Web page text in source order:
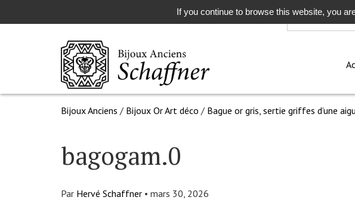
Rechercher
Bijoux Anciens / Bijoux Or Art déco / Bague or gris, sertie griffes d’une
bagogam.0
Par Hervé Schaffner • mars 30, 2026
If you continue to browse this website, you